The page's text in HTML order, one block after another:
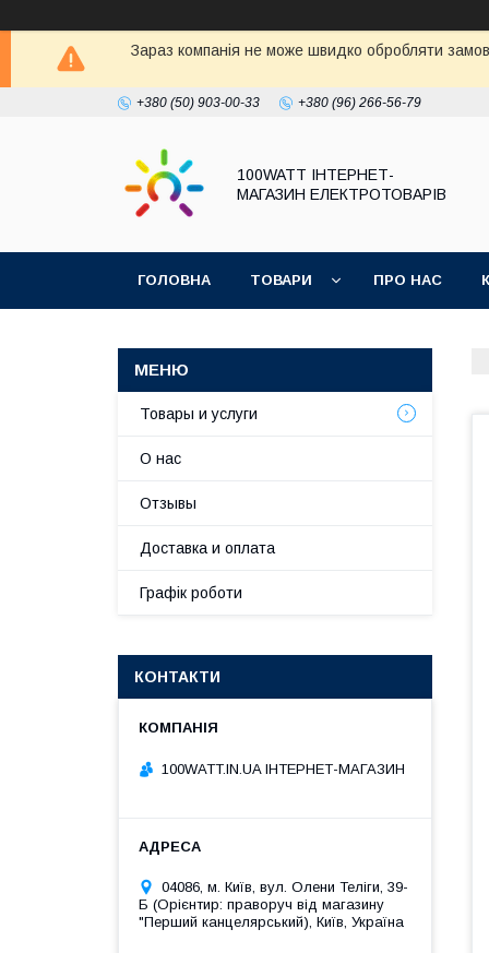
Зараз компанія не може швидко обробляти
+380 (50) 903-00-33 +380 (96) 266-56-79
100WATT ІНТЕРНЕТ-
МАГАЗИН ЕЛЕКТРОТОВАРІВ
ГОЛОВНА ТОВАРИ ПРО НАС
Товары и услуги
О нас
Отзывы
Доставка и оплата
Графік роботи
КОНТАКТИ
100WATT.IN.UA ІНТЕРНЕТ-МАГАЗИН
04086, м. Київ, вул. Олени Теліги, 39-
Б (Орієнтир: праворуч від магазину
"Перший канцелярський), Київ, Україна